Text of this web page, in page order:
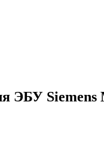
ЭБУ Siemens